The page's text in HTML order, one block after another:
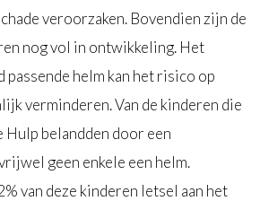
veroorzaken. Bovendien zijn de
nog vol in ontwikkeling. Het
passende helm kan het risico op
verminderen. Van de kinderen die
Hulp belandden door een
geen enkele een helm.
van deze kinderen letsel aan het